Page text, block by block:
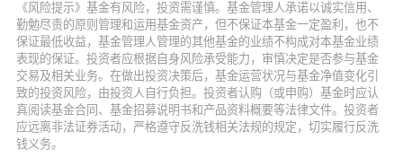
《风险提示》基金有风险，投资需谨慎。基金管理人承诺以诚实信用、
勤勉尽责的原则管理和运用基金资产，但不保证本基金一定盈利，也不
保证最低收益，基金管理人管理的其他基金的业绩不构成对本基金业绩
表现的保证。投资者应根据自身风险承受能力，审慎决定是否参与基金
交易及相关业务。在做出投资决策后，基金运营状况与基金净值变化引
致的投资风险，由投资人自行负担。投资者认购（或申购）基金时应认
真阅读基金合同、基金招募说明书和产品资料概要等法律文件。投资者
应远离非法证券活动，严格遵守反洗钱相关法规的规定，切实履行反洗
钱义务。